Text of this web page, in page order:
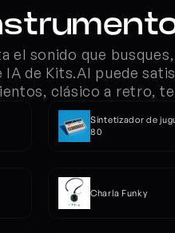
el sonido que
de Kits.AI puede
clásico a retro,
Sintetizador de
80
Charla Funky